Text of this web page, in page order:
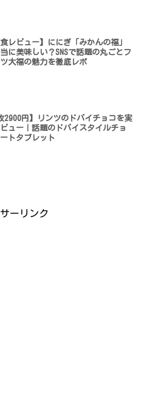
食レビュー】ににぎ「みかんの福」
に美味しい？SNSで話題の丸ごとフ
大福の魅力を徹底レポ
2900円】リンツのドバイチョコを実
ュー｜話題のドバイスタイルチョ
トタブレット
ーリンク